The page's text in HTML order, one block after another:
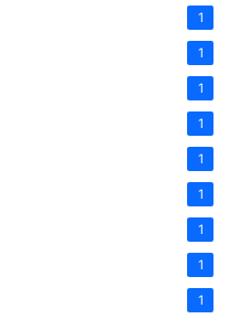
1
1
1
1
1
1
1
1
1